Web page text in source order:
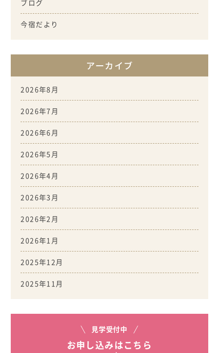
ブログ
今宿だより
アーカイブ
2026年8月
2026年7月
2026年6月
2026年5月
2026年4月
2026年3月
2026年2月
2026年1月
2025年12月
2025年11月
見学受付中
お申し込みはこちら